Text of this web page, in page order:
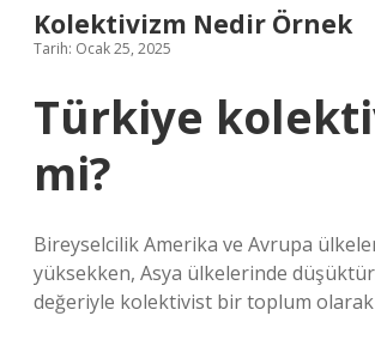
Kolektivizm Nedir Örnek
Tarih: Ocak 25, 2025
Türkiye
mi?
Bireyselcilik Amerika ve Avrupa
yüksekken, Asya ülkelerinde
değeriyle kolektivist bir toplum